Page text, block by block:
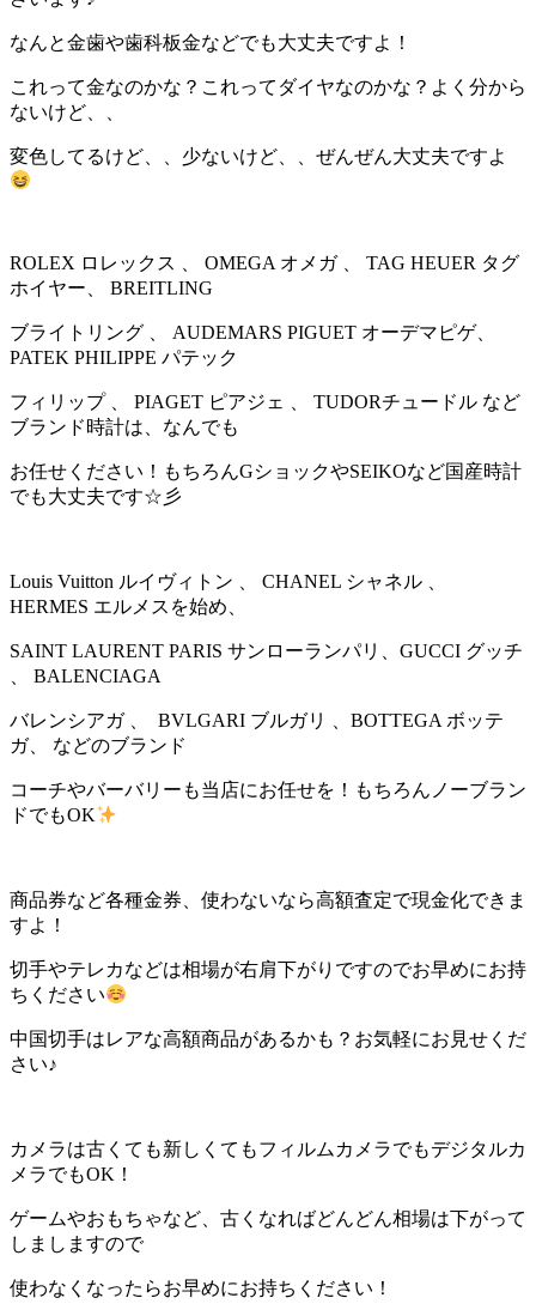
なんと金歯や歯科板金などでも大丈夫ですよ！
これって金なのかな？これってダイヤなのかな？よく分から
ないけど、、
変色してるけど、、少ないけど、、ぜんぜん大丈夫ですよ
ROLEX ロレックス 、 OMEGA オメガ 、 TAG HEUER タグ
ホイヤー、 BREITLING
ブライトリング 、 AUDEMARS PIGUET オーデマピゲ、
PATEK PHILIPPE パテック
フィリップ 、 PIAGET ピアジェ 、 TUDORチュードル など
ブランド時計は、なんでも
お任せください！もちろんGショックやSEIKOなど国産時計
でも大丈夫です☆彡
Louis Vuitton ルイヴィトン 、 CHANEL シャネル 、
HERMES エルメスを始め、
SAINT LAURENT PARIS サンローランパリ、GUCCI グッチ
、 BALENCIAGA
バレンシアガ 、 BVLGARI ブルガリ 、BOTTEGA ボッテ
ガ、 などのブランド
コーチやバーバリーも当店にお任せを！もちろんノーブラン
ドでもOK
商品券など各種金券、使わないなら高額査定で現金化できま
すよ！
切手やテレカなどは相場が右肩下がりですのでお早めにお持
ちください
中国切手はレアな高額商品があるかも？お気軽にお見せくだ
さい♪
カメラは古くても新しくてもフィルムカメラでもデジタルカ
メラでもOK！
ゲームやおもちゃなど、古くなればどんどん相場は下がって
しましますので
使わなくなったらお早めにお持ちください！